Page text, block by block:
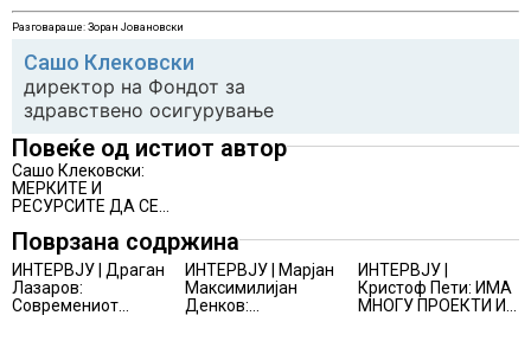
Разговараше: Зоран Јовановски
Сашо Клековски
директор на Фондот за
здравствено осигурување
Повеќе од истиот автор
Сашо Клековски:
МЕРКИТЕ И
РЕСУРСИТЕ ДА СЕ
НЕКОЛКУ
СТРАТЕШКИ
ПОДРАЧЈА
Поврзана содржина
ИНТЕРВЈУ | Драган
Лазаров:
Современиот
ИНТЕРВЈУ | Марјан
Максимилијан
Денков:
ИНТЕРВЈУ |
Кристоф Пети: ИМА
МНОГУ ПРОЕКТИ И